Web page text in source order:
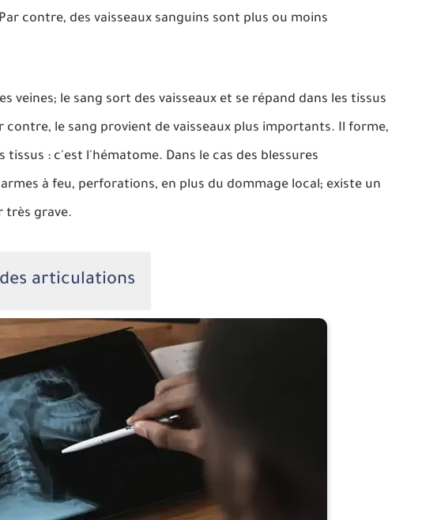
contre, des vaisseaux sanguins sont plus ou moins
veines; le sang sort des vaisseaux et se répand dans les tissus
contre, le sang provient de vaisseaux plus importants. Il forme,
: c'est l'hématome. Dans le cas des blessures
à feu, perforations, en plus du dommage local; existe un
très grave.
articulations